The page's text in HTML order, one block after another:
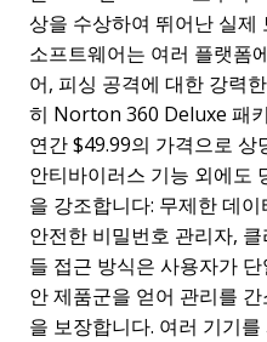
상을 수상하여 뛰어난 실제
소프트웨어는 여러 플랫폼
어, 피싱 공격에 대한 강력
히 Norton 360 Deluxe 패
연간 $49.99의 가격으로 상
안티바이러스 기능 외에도
을 강조합니다: 무제한 데
안전한 비밀번호 관리자,
들 접근 방식은 사용자가
안 제품군을 얻어 관리를
을 보장합니다. 여러 기기